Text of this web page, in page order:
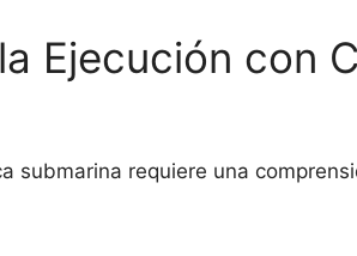
Ejecución con
submarina requiere una